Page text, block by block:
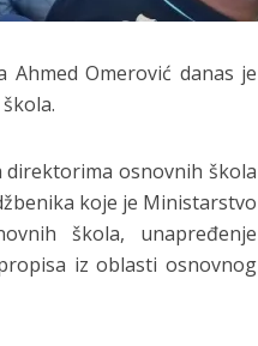
Omerović danas je
direktorima osnovnih škola
koje je Ministarstvo
škola, unapređenje
iz oblasti osnovnog